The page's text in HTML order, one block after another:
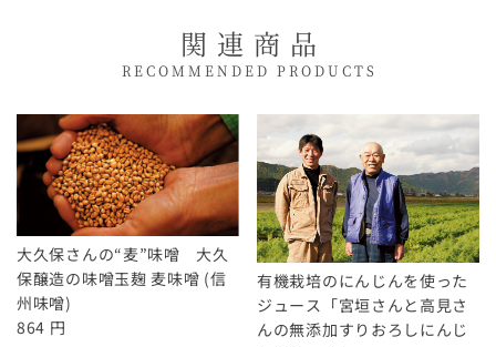
関連商品
RECOMMENDED PRODUCTS
大久保さんの“麦”味噌 大久
保醸造の味噌玉麹 麦味噌 (信
州味噌)
864 円
有機栽培のにんじんを使った
ジュース「宮垣さんと高見さ
んの無添加すりおろしにんじ